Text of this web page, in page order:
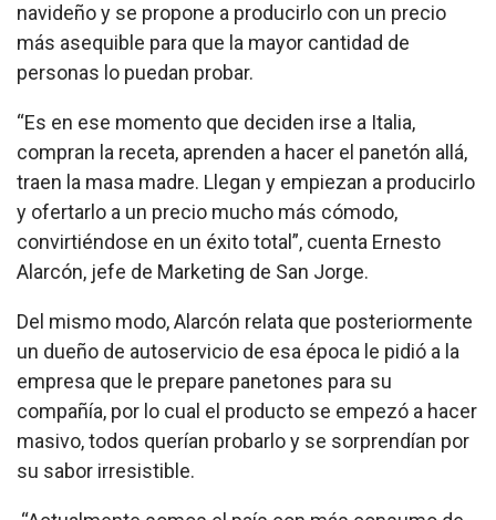
navideño y se propone a producirlo con un precio
más asequible para que la mayor cantidad de
personas lo puedan probar.
“Es en ese momento que deciden irse a Italia,
compran la receta, aprenden a hacer el panetón allá,
traen la masa madre. Llegan y empiezan a producirlo
y ofertarlo a un precio mucho más cómodo,
convirtiéndose en un éxito total”, cuenta Ernesto
Alarcón, jefe de Marketing de San Jorge.
Del mismo modo, Alarcón relata que posteriormente
un dueño de autoservicio de esa época le pidió a la
empresa que le prepare panetones para su
compañía, por lo cual el producto se empezó a hacer
masivo, todos querían probarlo y se sorprendían por
su sabor irresistible.